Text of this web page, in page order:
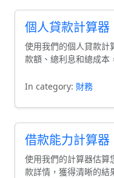
個人貸款計算器
使用我們的個人貸款計
款額、總利息和總成本
In category: 財務
借款能力計算器
使用我們的計算器估算
款詳情，獲得清晰的結